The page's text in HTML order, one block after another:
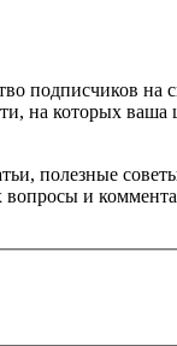
подписчиков на
на которых ваша
полезные
и